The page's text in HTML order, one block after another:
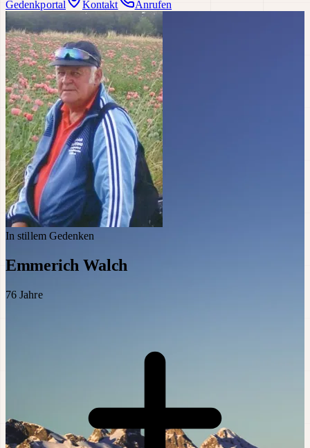
Gedenkportal Kontakt Anrufen
In stillem Gedenken
Emmerich Walch
76 Jahre